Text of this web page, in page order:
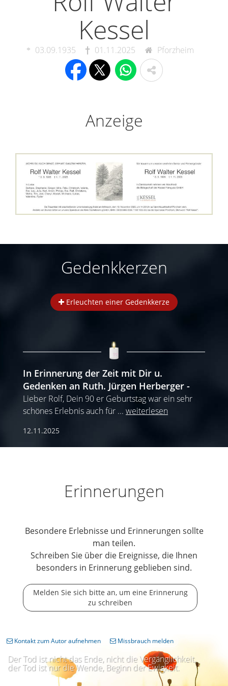
Kessel
03.09.1935 01.11.2025 Pforzheim
Anzeige
Gedenkkerzen
Erleuchten einer Gedenkkerze
In Erinnerung der Zeit mit Dir u.
Gedenken an Ruth. Jürgen Herberger
Lieber Rolf, Dein 90 er Geburtstag war ein sehr
schönes Erlebnis auch für ... weiterlesen
12.11.2025
Erinnerungen
Besondere Erlebnisse und Erinnerungen sollte
man teilen.
Schreiben Sie über die Ereignisse, die Ihnen
besonders in Erinnerung geblieben sind.
Melden Sie sich bitte an, um eine Erinnerung
zu schreiben
Der Tod ist nicht das Ende, nicht die Vergänglichkeit,
der Tod ist nur die Wende, Beginn der Ewigkeit.
Kontakt zum Autor aufnehmen Missbrauch melden